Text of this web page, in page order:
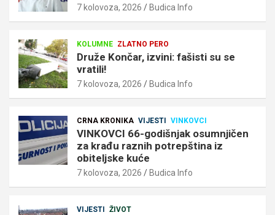
7 kolovoza, 2026 Budica Info
KOLUMNE ZLATNO PERO
Druže Končar, izvini: fašisti su se
vratili!
7 kolovoza, 2026 Budica Info
CRNA KRONIKA VIJESTI VINKOVCI
VINKOVCI 66-godišnjak osumnjičen
za krađu raznih potrepština iz
obiteljske kuće
7 kolovoza, 2026 Budica Info
VIJESTI ŽIVOT